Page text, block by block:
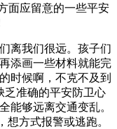
面应留意的一些平安
我们很远。孩子们
添画一些材料就能完
时候啊，不克不及到
乏准确的平安防卫心
能够远离交通变乱。
想方式报警或逃跑。